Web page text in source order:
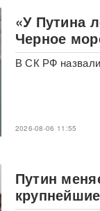
«У Путина
Черное
В СК РФ
2026-08-06 11:55
Путин